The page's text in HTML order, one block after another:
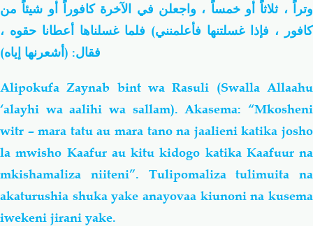
وتراً ، ثلاثاً أو خمساً ، واجعلن في الآخرة كافوراً أو شيئاً من
كافور ، فإذا غسلتنها فأعلمنني) فلما غسلناها أعطانا حقوه ،
فقال: (أشعرنها إياه)
Alipokufa Zaynab bint wa Rasuli (Swalla Allaahu
‘alayhi wa aalihi wa sallam). Akasema: “Mkosheni
witr – mara tatu au mara tano na jaalieni katika josho
la mwisho Kaafur au kitu kidogo katika Kaafuur na
mkishamaliza niiteni”. Tulipomaliza tulimuita na
akaturushia shuka yake anayovaa kiunoni na kusema
iwekeni jirani yake.